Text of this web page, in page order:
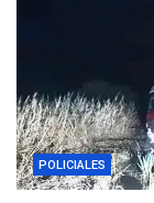
POLICIALES